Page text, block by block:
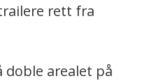
rett fra
doble arealet på